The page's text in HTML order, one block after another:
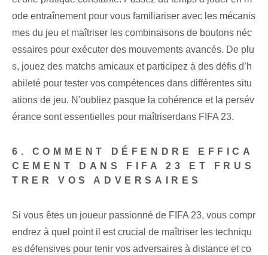
ode entraînement pour vous familiariser avec les mécanis
mes du jeu et maîtriser les combinaisons de boutons néc
essaires pour exécuter des mouvements avancés. De plu
s, jouez des matchs amicaux et participez à des défis d’h
abileté pour tester vos compétences dans différentes situ
ations de jeu. ⁢N'oubliez pas⁤que la cohérence et la persév
érance⁣ sont essentielles‍ pour maîtriser⁢dans FIFA 23.
6. COMMENT DÉFENDRE EFFICA
CEMENT DANS FIFA 23 ET FRUS
TRER VOS ADVERSAIRES
Si vous êtes un joueur passionné de FIFA 23, vous compr
endrez à quel point il est crucial de maîtriser les techniqu
es défensives pour tenir vos adversaires à distance et co